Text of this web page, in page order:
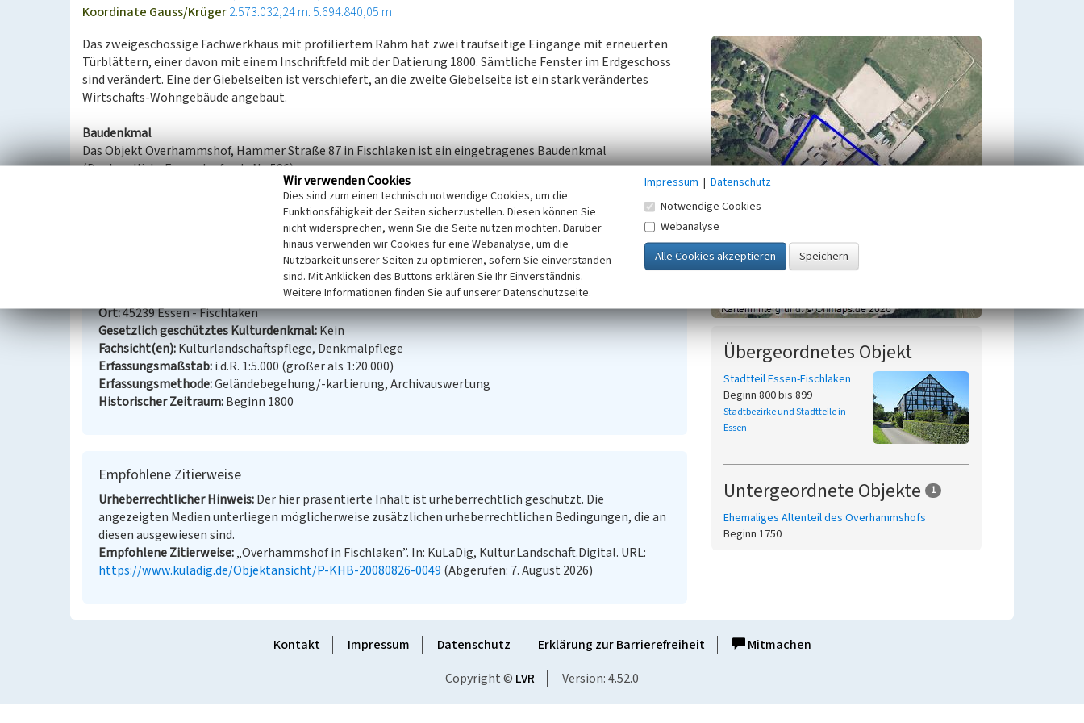
Koordinate Gauss/Krüger2.573.032,24 m: 5.694.840,05 m
Das zweigeschossige Fachwerkhaus mit profiliertem Rähm hat zwei traufseitige Eingänge mit erneuerten
Türblättern, einer davon mit einem Inschriftfeld mit der Datierung 1800. Sämtliche Fenster im Erdgeschoss
sind verändert. Eine der Giebelseiten ist verschiefert, an die zweite Giebelseite ist ein stark verändertes
Wirtschafts-Wohngebäude angebaut.
Baudenkmal
Das Objekt Overhammshof, Hammer Straße 87 in Fischlaken ist ein eingetragenes Baudenkmal
(Denkmalliste Essen, laufende Nr. 586).
Hof (Landwirtschaft) Wirtschaftsgebäude
Hammer Straße 87
Ort 45239 Essen - Fischlaken
Gesetzlich geschütztes Kulturdenkmal Kein
Fachsicht(en) Kulturlandschaftspflege, Denkmalpflege
Erfassungsmaßstab i.d.R. 1:5.000 (größer als 1:20.000)
Erfassungsmethode Geländebegehung/-kartierung, Archivauswertung
Historischer Zeitraum Beginn 1800
Empfohlene Zitierweise
Urheberrechtlicher Hinweis Der hier präsentierte Inhalt ist urheberrechtlich geschützt. Die
angezeigten Medien unterliegen möglicherweise zusätzlichen urheberrechtlichen Bedingungen, die an
diesen ausgewiesen sind.
Empfohlene Zitierweise „Overhammshof in Fischlaken”. In: KuLaDig, Kultur.Landschaft.Digital. URL:
https://www.kuladig.de/Objektansicht/P-KHB-20080826-0049 (Abgerufen: 7. August 2026)
Übergeordnetes Objekt
Stadtteil Essen-Fischlaken
Beginn 800 bis 899
Stadtbezirke und Stadtteile in
Essen
Untergeordnete Objekte 1
Ehemaliges Altenteil des Overhammshofs
Beginn 1750
Kontakt Impressum Datenschutz Erklärung zur Barrierefreiheit
Mitmachen
Copyright © LVR Version: 4.52.0
Wir verwenden Cookies
Dies sind zum einen technisch notwendige Cookies, um die
Funktionsfähigkeit der Seiten sicherzustellen. Diesen können Sie
nicht widersprechen, wenn Sie die Seite nutzen möchten. Darüber
hinaus verwenden wir Cookies für eine Webanalyse, um die
Nutzbarkeit unserer Seiten zu optimieren, sofern Sie einverstanden
sind. Mit Anklicken des Buttons erklären Sie Ihr Einverständnis.
Weitere Informationen finden Sie auf unserer Datenschutzseite.
Impressum | Datenschutz
Notwendige Cookies
Webanalyse